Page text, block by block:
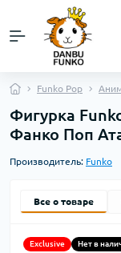
Funko Pop
Фигурка
Фанко Поп
Производитель: Funko
Все о товаре
Exclusive Нет в